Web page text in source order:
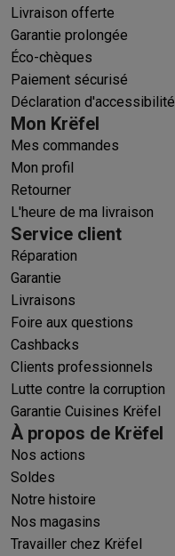
Livraison offerte
Garantie prolongée
Éco-chèques
Paiement sécurisé
Déclaration d'accessibilité
Mon Krëfel
Mes commandes
Mon profil
Retourner
L'heure de ma livraison
Service client
Réparation
Garantie
Livraisons
Foire aux questions
Cashbacks
Clients professionnels
Lutte contre la corruption
Garantie Cuisines Krëfel
À propos de Krëfel
Nos actions
Soldes
Notre histoire
Nos magasins
Travailler chez Krëfel